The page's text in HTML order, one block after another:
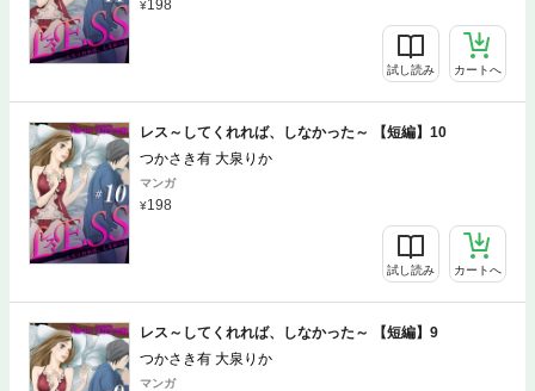
198
試し読み カートへ
レス～してくれれば、しなかった～ 【短編】10
つかさき有 大泉りか
マンガ
198
試し読み カートへ
レス～してくれれば、しなかった～ 【短編】9
つかさき有 大泉りか
マンガ